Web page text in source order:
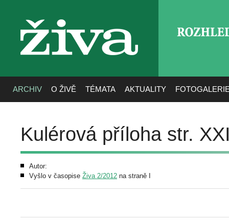
živa
ARCHIV O ŽIVĚ TÉMATA AKTUALITY
Kulérová příloha str.
Autor:
Vyšlo v časopise Živa 2/2012 na straně I